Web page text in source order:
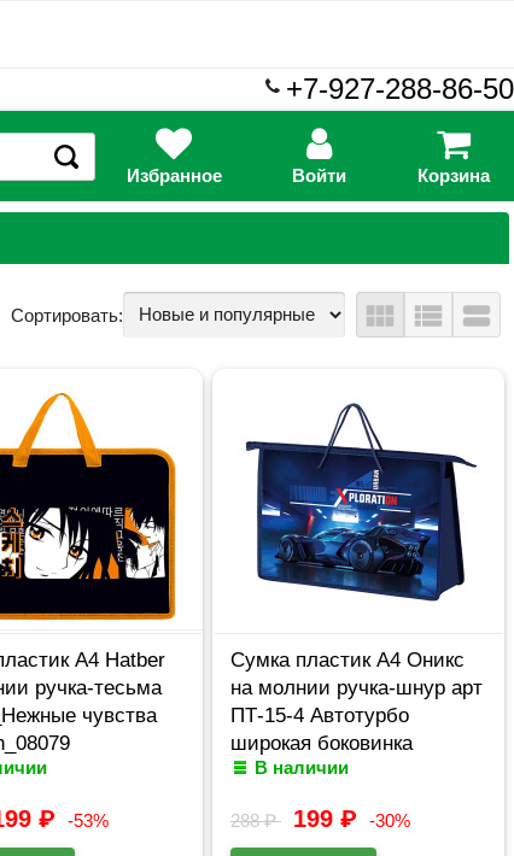
+7-927-288-86-50
Избранное Войти Корзина
Сортировать: view_module view_list view_stream
А4 Hatber
ручка-тесьма
чувства
₽ -53%
Сумка пластик А4 Оникс
на молнии ручка-шнур арт
ПТ-15-4 Автотурбо
широкая боковинка
В наличии
288₽ 199₽ -30%